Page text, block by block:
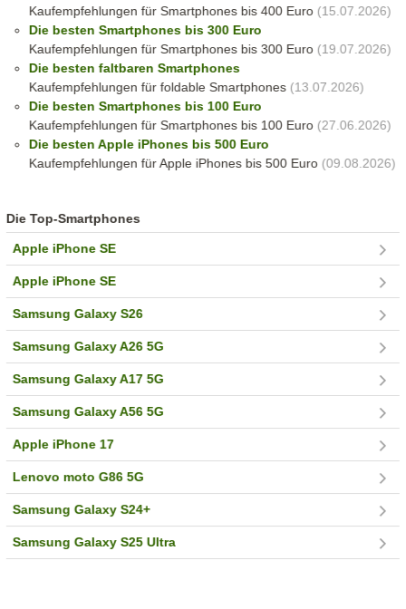
Kaufempfehlungen für Smartphones bis 400 Euro(15.07.2026)
Die besten Smartphones bis 300 Euro
Kaufempfehlungen für Smartphones bis 300 Euro(19.07.2026)
Die besten faltbaren Smartphones
Kaufempfehlungen für foldable Smartphones(13.07.2026)
Die besten Smartphones bis 100 Euro
Kaufempfehlungen für Smartphones bis 100 Euro(27.06.2026)
Die besten Apple iPhones bis 500 Euro
Kaufempfehlungen für Apple iPhones bis 500 Euro(09.08.2026)
Die Top-Smartphones
Apple iPhone SE
Apple iPhone SE
Samsung Galaxy S26
Samsung Galaxy A26 5G
Samsung Galaxy A17 5G
Samsung Galaxy A56 5G
Apple iPhone 17
Lenovo moto G86 5G
Samsung Galaxy S24+
Samsung Galaxy S25 Ultra